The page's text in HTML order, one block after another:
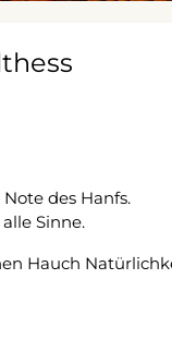
des Hanfs.
Sinne.
Hauch